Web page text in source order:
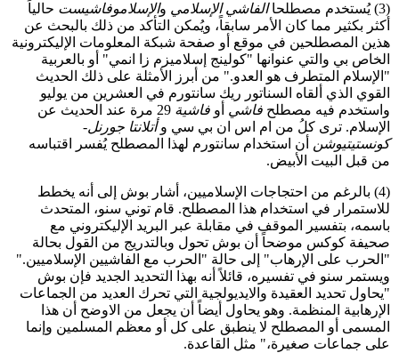
(3) يُستخدم مصطلحا الفاشي الإسلامي والإسلاموفاشيست حالياً
أكثر بكثير مما كان الأمر سابقاً، ويُمكن التأكد من ذلك بالبحث عن
هذين المصطلحين في موقع أو صفحة شبكة المعلومات الإليكترونية
الخاص بي والتي عنوانها "كولينج إسلاميزم زا انمي" أو بالعربية
"الإسلام المتطرف هو العدو." من أبرز الأمثلة على ذلك الحديث
القوي الذي ألقاه السناتور ريك سانتورم في العشرين من يوليو
واستخدم فيه مصطلح فاشي أو فاشية
29 مرة عند الحديث عن
الإسلام. ترى كلُ من ام اس ان بي سي وأتلانتا جورنل-
كونستيتيوشن أن استخدام سانتورم لهذا المصطلح يُفسر اقتباسه
من قبل البيت الأبيض.
(4) بالرغم من احتجاجات الإسلاميين، أشار بوش إلى أنه يخطط
للاستمرار في استخدام هذا المصطلح. قام توني سنو، المتحدث
باسمه، بتفسير الموقف في مقابلة عبر البريد الإليكتروني مع
صحيفة كوكس موضحاً أن بوش تحول وبالتدريج من القول بحالة
"الحرب على الإرهاب" إلى حالة "الحرب مع الفاشيين الإسلاميين."
ويستمر سنو في تفسيره، قائلاً أنه بهذا التحديد الجديد فإن بوش
"يحاول تحديد العقيدة والايديولجية التي تحرك العديد من الجماعات
الإرهابية المنظمة. وهو يحاول أيضاً أن يجعل من الاوضح أن هذا
المسمى أو المصطلح لا ينطبق على كل أو معظم المسلمين وإنما
على جماعات صغيرة،" مثل القاعدة.